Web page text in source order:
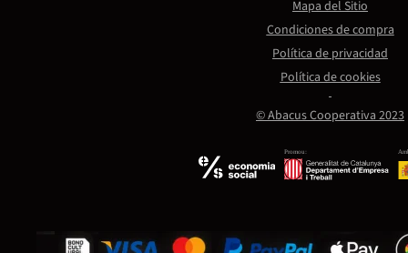
Promou:
© Abacus Cooperativa 2023
Mapa del Sitio
Condiciones de compra
Política de privacidad
Política de cookies